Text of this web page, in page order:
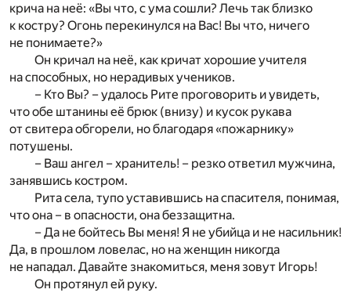
крича на неё: «Вы что, с ума сошли? Лечь так близко
к костру? Огонь перекинулся на Вас! Вы что, ничего
не понимаете?»
Он кричал на неё, как кричат хорошие учителя
на способных, но нерадивых учеников.
– Кто Вы? – удалось Рите проговорить и увидеть,
что обе штанины её брюк (внизу) и кусок рукава
от свитера обгорели, но благодаря «пожарнику»
потушены.
– Ваш ангел – хранитель! – резко ответил мужчина,
занявшись костром.
Рита села, тупо уставившись на спасителя, понимая,
что она – в опасности, она беззащитна.
– Да не бойтесь Вы меня! Я не убийца и не насильник!
Да, в прошлом ловелас, но на женщин никогда
не нападал. Давайте знакомиться, меня зовут Игорь!
Он протянул ей руку.